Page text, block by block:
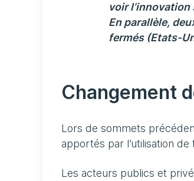
voir
En parallèle,
fermés (Etats-
Changement
Lors de sommets
apportés par l’utilisation de
Les acteurs publics et